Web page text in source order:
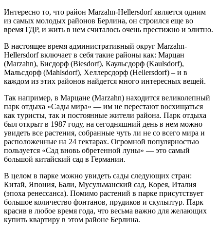
Интересно то, что район Marzahn-Hellersdorf является одним
из самых молодых районов Берлина, он строился еще во
время ГДР, и жить в нем считалось очень престижно и элитно.
В настоящее время административный округ Marzahn-
Hellersdorf включает в себя такие районы как: Марцан
(Marzahn), Бисдорф (Biesdorf), Каульсдорф (Kaulsdorf),
Мальсдорф (Mahlsdorf), Хеллерсдорф (Hellersdorf) – и в
каждом из этих районов найдется много интересных вещей.
Так например, в Марцане (Marzahn) находится великолепный
парк отдыха «Сады мира» — им не перестают восхищаться
как туристы, так и постоянные жители района. Парк отдыха
был открыт в 1987 году, на сегодняшний день в нем можно
увидеть все растения, собранные чуть ли не со всего мира и
расположенные на 24 гектарах. Огромной популярностью
пользуется «Сад вновь обретенной луны» — это самый
большой китайский сад в Германии.
В целом в парке можно увидеть сады следующих стран:
Китай, Япония, Бали, Мусульманский сад, Корея, Италия
(эпоха ренессанса). Помимо растений в парке присутствует
большое количество фонтанов, прудиков и скульптур. Парк
красив в любое время года, что весьма важно для желающих
купить квартиру в этом районе Берлина.